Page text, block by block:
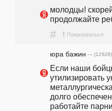
молодцы!
продолжайте
# ! Пожаловаться
юра бажин — (12928)
Если наши
утилизировать
долго
работайте